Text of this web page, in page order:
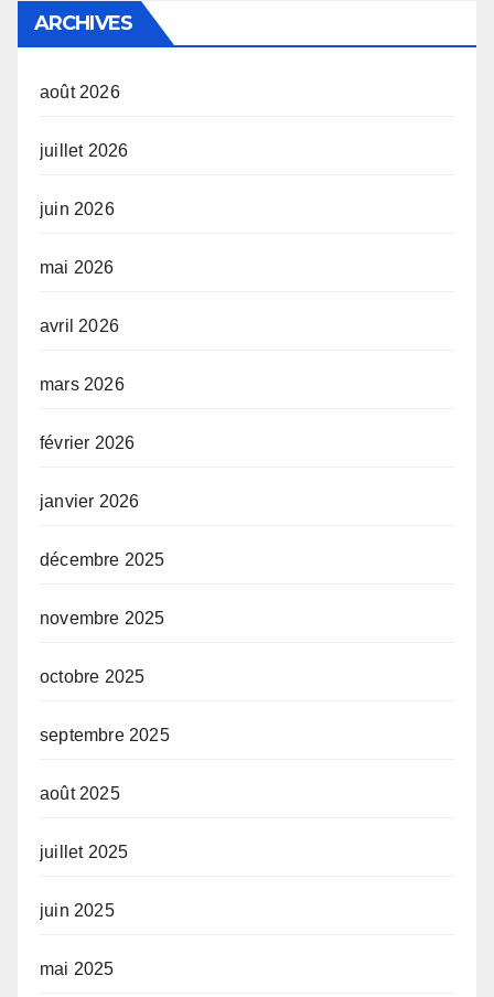
ARCHIVES
août 2026
juillet 2026
juin 2026
mai 2026
avril 2026
mars 2026
février 2026
janvier 2026
décembre 2025
novembre 2025
octobre 2025
septembre 2025
août 2025
juillet 2025
juin 2025
mai 2025